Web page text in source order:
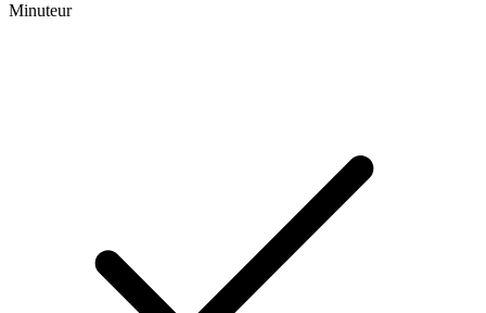
Minuteur